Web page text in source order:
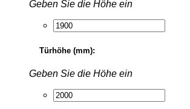
Geben Sie die Höhe ein
Türhöhe (mm):
Geben Sie die Höhe ein